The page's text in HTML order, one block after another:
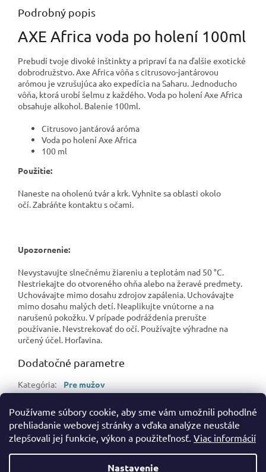
Používame súbory cookie, aby sme vám umožnili pohodlné
prehliadanie webovej stránky a vďaka analýze neustále
zlepšovali jej funkcie, výkon a použiteľnosť. Viac informácií
Nastavenie
Podrobný popis
AXE Africa voda po holení 100ml
Prebudí tvoje divoké inštinkty a pripraví ťa na ďalšie exotické
dobrodružstvo.Axe Africa vôňa s citrusovo-jantárovou
arómou je vzrušujúca ako expedícia na Saharu.Jednoducho
vôňa, ktorá urobí šelmu z každého.Voda po holení Axe Africa
obsahuje alkohol. Balenie 100ml.
Citrusovo jantárová aróma
Voda po holení Axe Africa
100 ml
Použitie:
Naneste na oholenú tvár a krk.Vyhnite sa oblasti okolo
očí.Zabráňte kontaktu s očami.
Upozornenie:
Nevystavujte slnečnému žiareniu a teplotám nad 50 °C.
Nestriekajte do otvoreného ohňa alebo na žeravé predmety.
Uchovávajte mimo dosahu zdrojov zapálenia. Uchovávajte
mimo dosahu malých detí. Neaplikujte vnútorne a na
narušenú pokožku. V prípade podráždenia prerušte
používanie. Nevstrekovať do očí. Používajte výhradne na
určený účel. Horľavina.
Dodatočné parametre
Kategória:
Pre mužov
EAN: 8720181343445